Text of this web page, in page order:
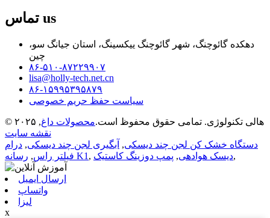
تماس us
دهکده گائوچنگ، شهر گائوچنگ ییکسینگ، استان جیانگ سو،
چین
۸۶-۵۱۰-۸۷۲۲۹۹۰۷
lisa@holly-tech.net.cn
۸۶-۱۵۹۹۵۳۹۵۸۷۹
سیاست حفظ حریم خصوصی
© ۲۰۲۵ هالی تکنولوژی. تمامی حقوق محفوظ است.محصولات داغ,
نقشه سایت
دستگاه خشک کن لجن چند دیسکی, آبگیری لجن چند دیسکی, درام
فیلتر راس, رسانه K1 , دیسک هوادهی, پمپ دوزینگ کاستیک ,
ارسال ایمیل
واتساپ
لیزا
x